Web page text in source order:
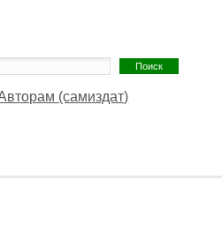
(самиздат)